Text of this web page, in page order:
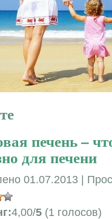
печень –
для печени
01.07.2013 |
4,00/5 (1 голосов)